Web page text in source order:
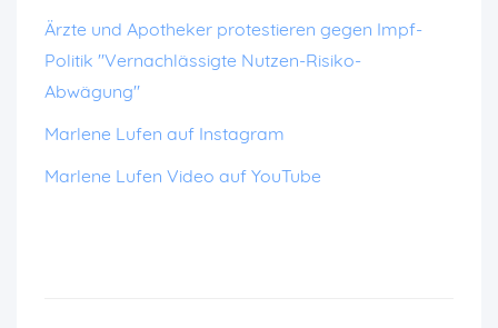
Ärzte und Apotheker protestieren gegen Impf-
Politik "Vernachlässigte Nutzen-Risiko-
Abwägung"
Marlene Lufen auf Instagram
Marlene Lufen Video auf YouTube